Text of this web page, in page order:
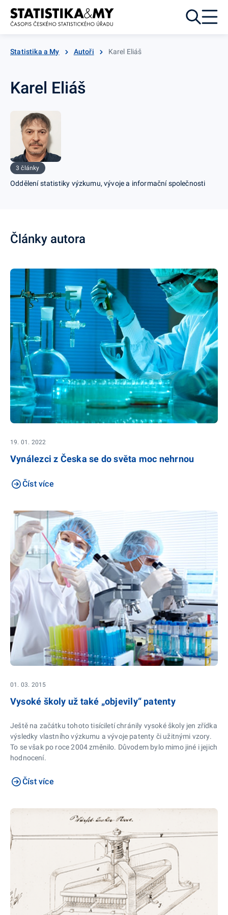
Přejít k obsahu
Statistika a My Autoři Karel Eliáš
Karel Eliáš
3 články
Oddělení statistiky výzkumu, vývoje a informační společnosti
Články autora
19. 01. 2022
Vynálezci z Česka se do světa moc nehrnou
Číst více
01. 03. 2015
Vysoké školy už také „objevily“ patenty
Ještě na začátku tohoto tisíciletí chránily vysoké školy jen zřídka
výsledky vlastního výzkumu a vývoje patenty či užitnými vzory.
To se však po roce 2004 změnilo. Důvodem bylo mimo jiné i jejich
hodnocení.
Číst více